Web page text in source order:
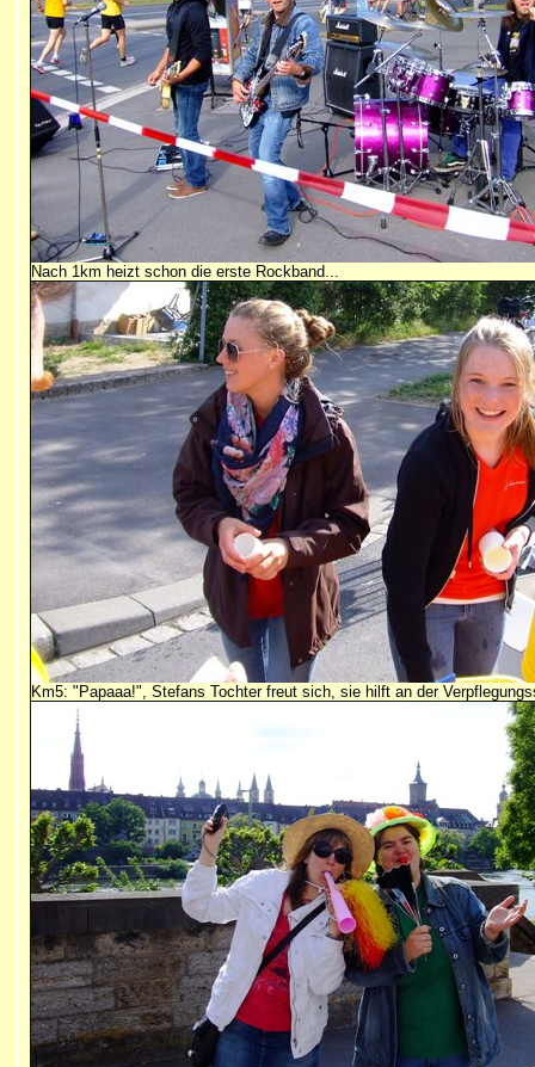
Nach 1km heizt schon die erste Rockband...
Km5: "Papaaa!", Stefans Tochter freut sich, sie hilft an der